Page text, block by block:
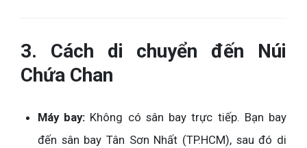
3. Cách di chuyển đến Núi
Chứa Chan
Máy bay: Không có sân bay trực tiếp. Bạn bay
đến sân bay Tân Sơn Nhất (TP.HCM), sau đó di